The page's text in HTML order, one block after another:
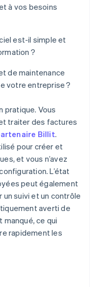
à vos besoins
est-il simple et
?
de maintenance
votre entreprise ?
pratique. Vous
traiter des factures
Billit.
pour créer et
et vous n’avez
L’état
peut également
suivi et un contrôle
averti de
ce qui
rapidement les